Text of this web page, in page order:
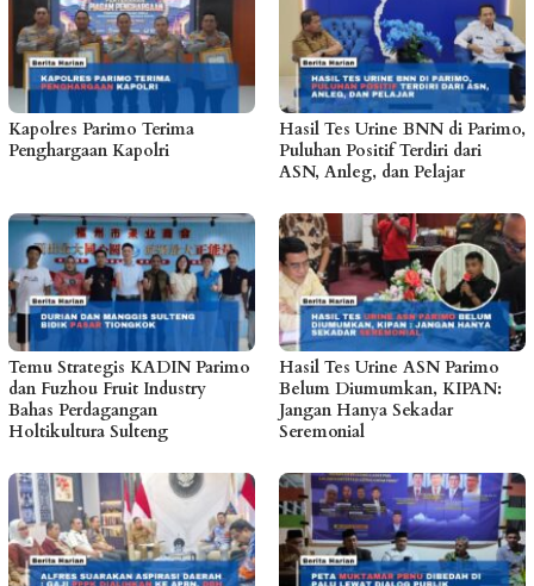
Kapolres Parimo Terima
Penghargaan Kapolri
Hasil Tes Urine BNN di Parimo,
Puluhan Positif Terdiri dari
ASN, Anleg, dan Pelajar
Temu Strategis KADIN Parimo
dan Fuzhou Fruit Industry
Bahas Perdagangan
Holtikultura Sulteng
Hasil Tes Urine ASN Parimo
Belum Diumumkan, KIPAN:
Jangan Hanya Sekadar
Seremonial